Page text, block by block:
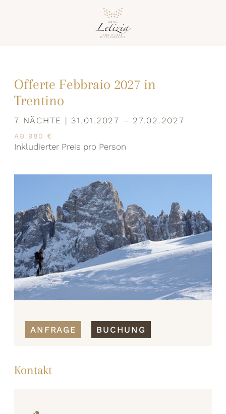
Offerte Febbraio 2027 in
Trentino
7 NÄCHTE | 31.01.2027 – 27.02.2027
AB 980 €
Inkludierter Preis pro Person
ANFRAGE BUCHUNG
Kontakt